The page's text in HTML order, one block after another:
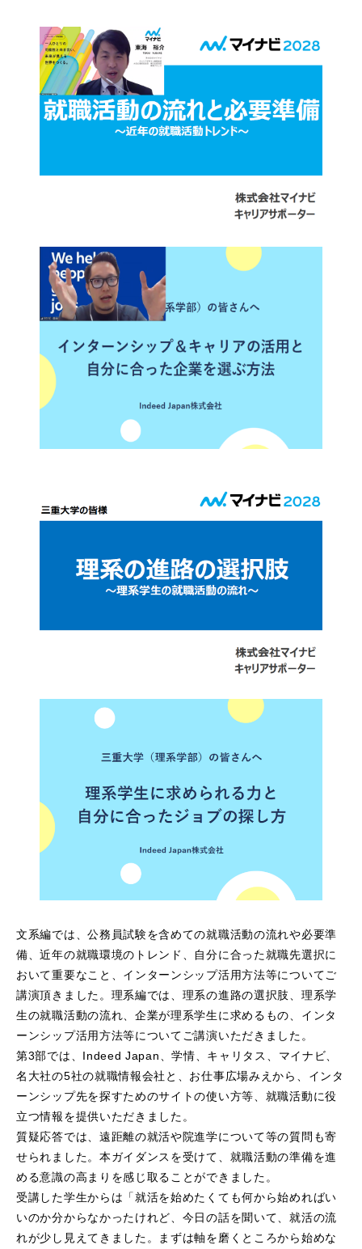
文系編では、公務員試験を含めての就職活動の流れや必要準
備、近年の就職環境のトレンド、自分に合った就職先選択に
おいて重要なこと、インターンシップ活用方法等についてご
講演頂きました。理系編では、理系の進路の選択肢、理系学
生の就職活動の流れ、企業が理系学生に求めるもの、インタ
ーンシップ活用方法等についてご講演いただきました。
第3部では、Indeed Japan、学情、キャリタス、マイナビ、
名大社の5社の就職情報会社と、お仕事広場みえから、インタ
ーンシップ先を探すためのサイトの使い方等、就職活動に役
立つ情報を提供いただきました。
質疑応答では、遠距離の就活や院進学について等の質問も寄
せられました。本ガイダンスを受けて、就職活動の準備を進
める意識の高まりを感じ取ることができました。
受講した学生からは「就活を始めたくても何から始めればい
いのか分からなかったけれど、今日の話を聞いて、就活の流
れが少し見えてきました。まずは軸を磨くところから始めな